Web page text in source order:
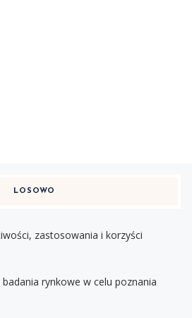
LOSOWO
zastosowania i korzyści
rynkowe w celu poznania